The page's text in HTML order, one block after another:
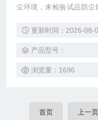
尘环境，来检验试品防尘
功能；并对其循环大的载
更新时间：2026-08-
产品型号：
浏览量：1696
首页 上一页